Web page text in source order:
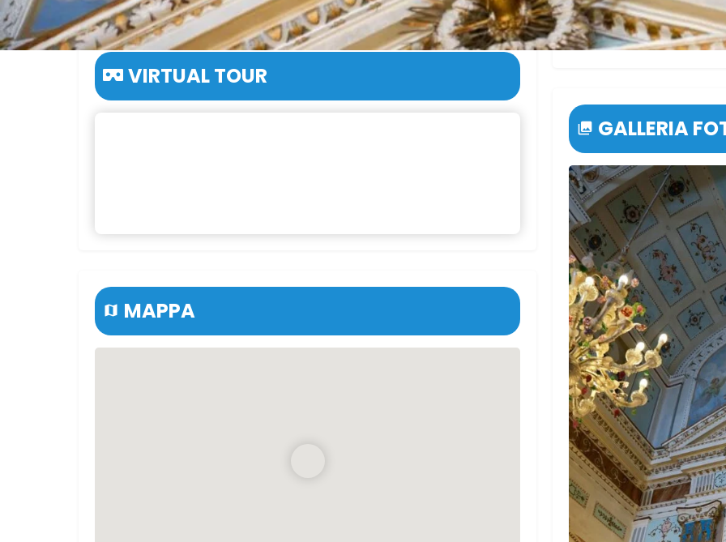
VIRTUAL TOUR
MAPPA
Audio
Player
00:00
GALLERIA